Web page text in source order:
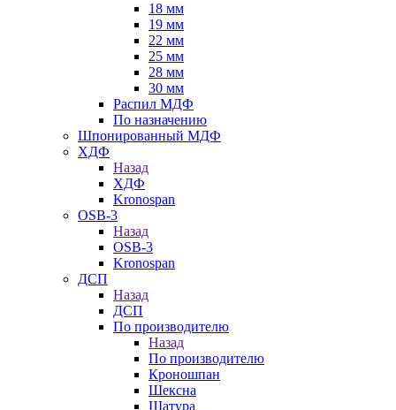
18 мм
19 мм
22 мм
25 мм
28 мм
30 мм
Распил МДФ
По назначению
Шпонированный МДФ
ХДФ
Назад
ХДФ
Kronospan
OSB-3
Назад
OSB-3
Kronospan
ДСП
Назад
ДСП
По производителю
Назад
По производителю
Кроношпан
Шексна
Шатура